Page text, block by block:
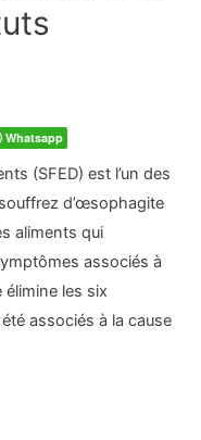
Whatsapp
(SFED) est l’un des
d’œsophagite
aliments qui
associés à
les six
associés à la cause